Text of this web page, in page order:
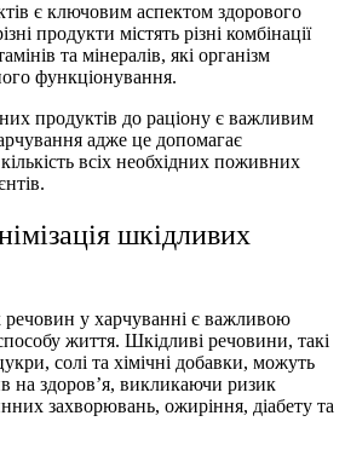
є ключовим аспектом здорового
продукти містять різні комбінації
та мінералів, які організм
функціонування.
продуктів до раціону є важливим
адже це допомагає
всіх необхідних поживних
шкідливих
речовин у харчуванні є важливою
життя. Шкідливі речовини, такі
солі та хімічні добавки, можуть
на здоров’я, викликаючи ризик
захворювань, ожиріння, діабету та